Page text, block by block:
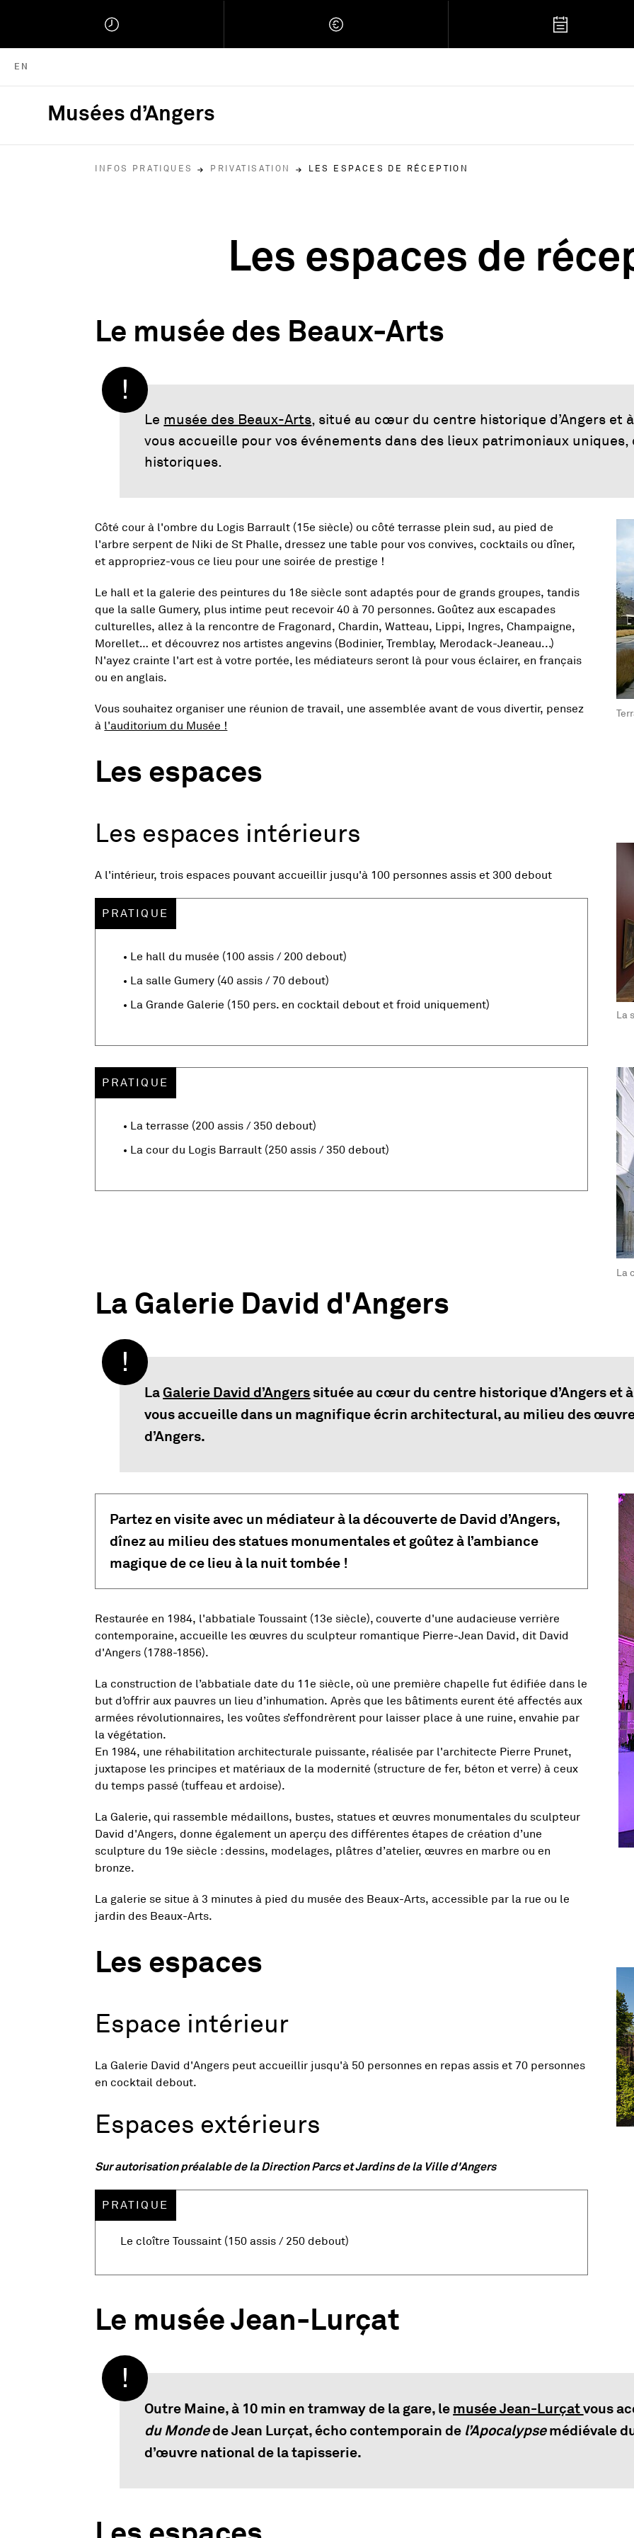
EN
Musées d’Angers
INFOS PRATIQUES PRIVATISATION LES ESPACES DE RÉCEPTION
Les espaces de
Le musée des Beaux-Arts
Le musée des Beaux-Arts, situé au cœur du centre historique d’Angers et
vous accueille pour vos événements dans des lieux patrimoniaux
historiques.
Côté cour à l'ombre du Logis Barrault (15e siècle) ou côté terrasse plein sud, au pied de
l'arbre serpent de Niki de St Phalle, dressez une table pour vos convives, cocktails ou dîner,
et appropriez-vous ce lieu pour une soirée de prestige !
Le hall et la galerie des peintures du 18e siècle sont adaptés pour de grands groupes, tandis
que la salle Gumery, plus intime peut recevoir 40 à 70 personnes. Goûtez aux escapades
culturelles, allez à la rencontre de Fragonard, Chardin, Watteau, Lippi, Ingres, Champaigne,
Morellet… et découvrez nos artistes angevins (Bodinier, Tremblay, Merodack-Jeaneau...)
N'ayez crainte l'art est à votre portée, les médiateurs seront là pour vous éclairer, en français
ou en anglais.
Vous souhaitez organiser une réunion de travail, une assemblée avant de vous divertir, pensez
à l'auditorium du Musée !
,
Les espaces
Les espaces intérieurs
A l'intérieur, trois espaces pouvant accueillir jusqu'à 100 personnes assis et 300 debout
Le hall du musée (100 assis / 200 debout)
La salle Gumery (40 assis / 70 debout)
La Grande Galerie (150 pers. en cocktail debout et froid uniquement)
Vue agrandie de l'image
, Ouvre une nouvelle fenêtre ,
La
Vue
, Ouvre
Vue
, Ouvre
La galerie
Vue
, Ouvre
La salle
La terrasse (200 assis / 350 debout)
La cour du Logis Barrault (250 assis / 350 debout)
La
La Galerie David d'Angers
LaGalerie David d’Angerssituée au cœur du centre historique d’Angers et
vous accueille dans un magnifique écrin architectural, au milieu des
d’Angers.
Partez en visite avec un médiateur à la découverte de David d’Angers,
dînez au milieu des statues monumentales et goûtez à l’ambiance
magique de ce lieu à la nuit tombée !
Restaurée en 1984, l'abbatiale Toussaint (13e siècle), couverte d'une audacieuse verrière
contemporaine, accueille les œuvres du sculpteur romantique Pierre-Jean David, dit David
d'Angers (1788-1856).
La construction de l’abbatiale date du 11e siècle, où une première chapelle fut édifiée dans le
but d’offrir aux pauvres un lieu d’inhumation. Après que les bâtiments eurent été affectés aux
armées révolutionnaires, les voûtes s’effondrèrent pour laisser place à une ruine, envahie par
la végétation.
En 1984, une réhabilitation architecturale puissante, réalisée par l'architecte Pierre Prunet,
juxtapose les principes et matériaux de la modernité (structure de fer, béton et verre) à ceux
du temps passé (tuffeau et ardoise).
La Galerie, qui rassemble médaillons, bustes, statues et œuvres monumentales du sculpteur
David d'Angers, donne également un aperçu des différentes étapes de création d’une
sculpture du 19e siècle : dessins, modelages, plâtres d’atelier, œuvres en marbre ou en
bronze.
La galerie se situe à 3 minutes à pied du musée des Beaux-Arts, accessible par la rue ou le
jardin des Beaux-Arts.
Les espaces
Espace intérieur
La Galerie David d'Angers peut accueillir jusqu'à 50 personnes en repas assis et 70 personnes
en cocktail debout.
Espaces extérieurs
Sur autorisation préalable de la Direction Parcs et Jardins de la Ville d'Angers
Le cloître Toussaint (150 assis / 250 debout)
Vue agrandie de l'image
, Ouvre une nouvelle fenêtre
Le musée Jean-Lurçat
Outre Maine, à 10 min en tramway de la gare, le musée Jean-Lurçatvous
du Mondede Jean Lurçat, écho contemporain de l’Apocalypsemédiévale
d’œuvre national de la tapisserie.